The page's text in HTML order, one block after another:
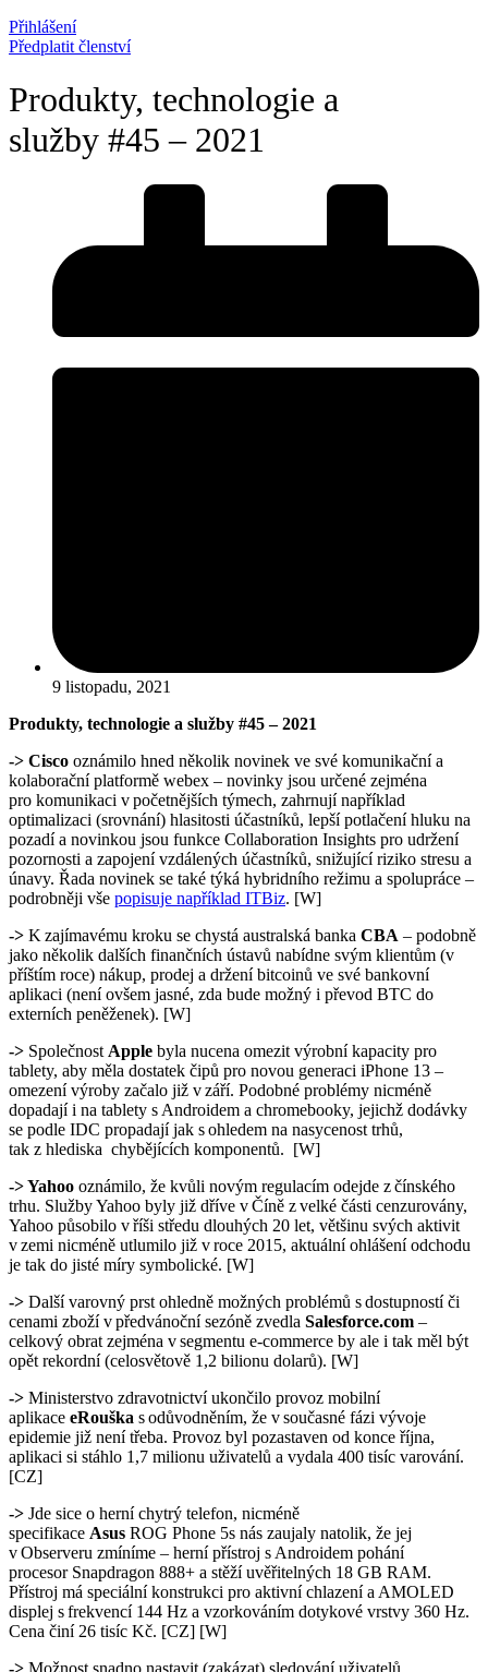
Přihlášení
Předplatit členství
Produkty, technologie a
služby #45 – 2021
9 listopadu, 2021
Produkty, technologie a služby #45 – 2021
-> Cisco oznámilo hned několik novinek ve své komunikační a
kolaborační platformě webex – novinky jsou určené zejména
pro komunikaci v početnějších týmech, zahrnují například
optimalizaci (srovnání) hlasitosti účastníků, lepší potlačení hluku na
pozadí a novinkou jsou funkce Collaboration Insights pro udržení
pozornosti a zapojení vzdálených účastníků, snižující riziko stresu a
únavy. Řada novinek se také týká hybridního režimu a spolupráce –
podrobněji vše popisuje například ITBiz. [W]
-> K zajímavému kroku se chystá australská banka CBA – podobně
jako několik dalších finančních ústavů nabídne svým klientům (v
příštím roce) nákup, prodej a držení bitcoinů ve své bankovní
aplikaci (není ovšem jasné, zda bude možný i převod BTC do
externích peněženek). [W]
-> Společnost Apple byla nucena omezit výrobní kapacity pro
tablety, aby měla dostatek čipů pro novou generaci iPhone 13 –
omezení výroby začalo již v září. Podobné problémy nicméně
dopadají i na tablety s Androidem a chromebooky, jejichž dodávky
se podle IDC propadají jak s ohledem na nasycenost trhů,
tak z hlediska chybějících komponentů. [W]
-> Yahoo oznámilo, že kvůli novým regulacím odejde z čínského
trhu. Služby Yahoo byly již dříve v Číně z velké části cenzurovány,
Yahoo působilo v říši středu dlouhých 20 let, většinu svých aktivit
v zemi nicméně utlumilo již v roce 2015, aktuální ohlášení odchodu
je tak do jisté míry symbolické. [W]
-> Další varovný prst ohledně možných problémů s dostupností či
cenami zboží v předvánoční sezóně zvedla Salesforce.com –
celkový obrat zejména v segmentu e-commerce by ale i tak měl být
opět rekordní (celosvětově 1,2 bilionu dolarů). [W]
-> Ministerstvo zdravotnictví ukončilo provoz mobilní
aplikace eRouška s odůvodněním, že v současné fázi vývoje
epidemie již není třeba. Provoz byl pozastaven od konce října,
aplikaci si stáhlo 1,7 milionu uživatelů a vydala 400 tisíc varování.
[CZ]
-> Jde sice o herní chytrý telefon, nicméně
specifikace Asus ROG Phone 5s nás zaujaly natolik, že jej
v Observeru zmíníme – herní přístroj s Androidem pohání
procesor Snapdragon 888+ a stěží uvěřitelných 18 GB RAM.
Přístroj má speciální konstrukci pro aktivní chlazení a AMOLED
displej s frekvencí 144 Hz a vzorkováním dotykové vrstvy 360 Hz.
Cena činí 26 tisíc Kč. [CZ] [W]
-> Možnost snadno nastavit (zakázat) sledování uživatelů